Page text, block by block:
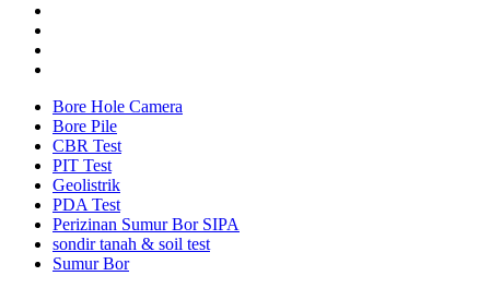
Bore Hole Camera
Bore Pile
CBR Test
PIT Test
Geolistrik
PDA Test
Perizinan Sumur Bor SIPA
sondir tanah & soil test
Sumur Bor